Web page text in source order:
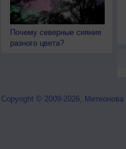
Почему северные сияния
разного цвета?
Copyright © 2009-2026, Метеонова